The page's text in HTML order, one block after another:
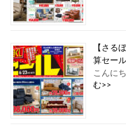
【さる
算セール
こんに
む>>